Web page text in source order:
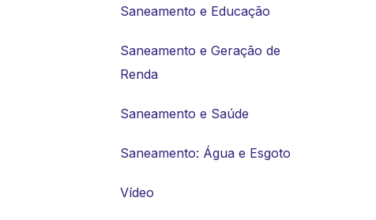
Saneamento e Educação
Saneamento e Geração de
Renda
Saneamento e Saúde
Saneamento: Água e Esgoto
Vídeo